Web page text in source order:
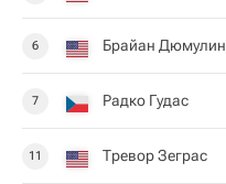
6 Брайан Дюмулин
7 Радко Гудас
11 Тревор Зеграс